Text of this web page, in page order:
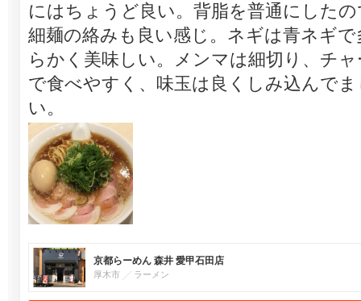
にはちょうど良い。背脂を普通にした
細麺の絡みも良い感じ。ネギは青ネギ
らかく美味しい。メンマは細切り、チ
で食べやすく、味玉は良くしみ込んで
い。
京都らーめん 森井 愛甲石田店
厚木市 ラーメン